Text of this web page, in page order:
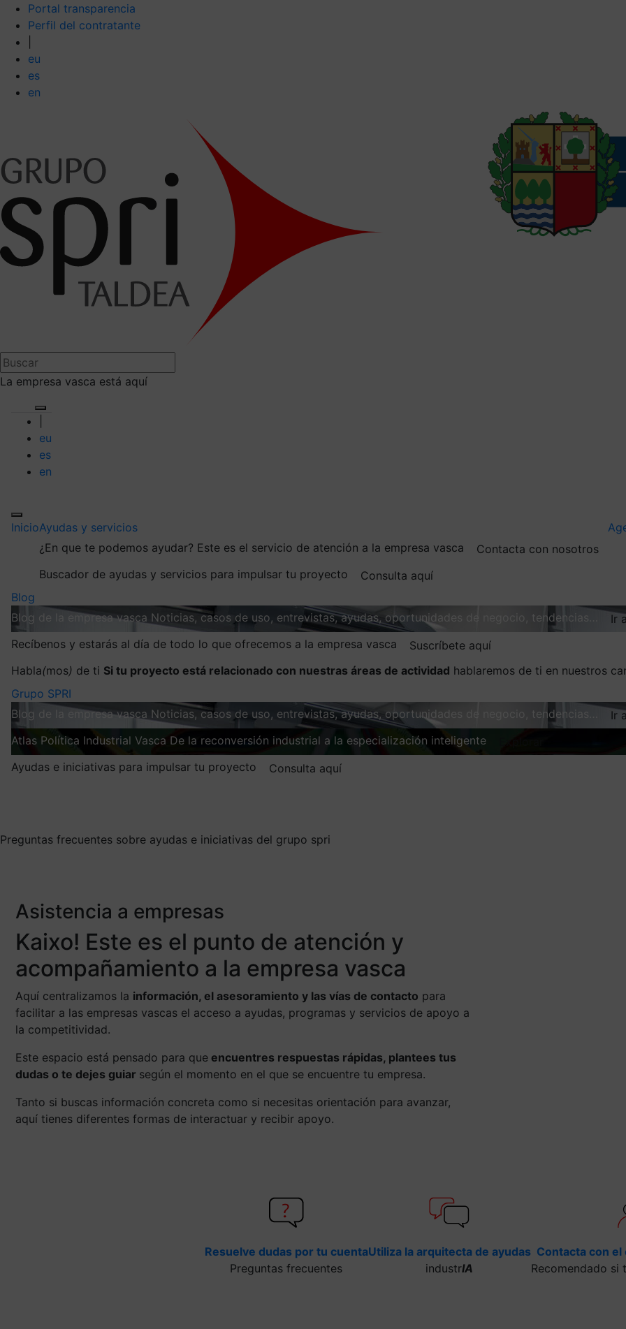
Portal transparencia
Perfil del contratante
eu
es
en
La empresa vasca está aquí
eu
es
en
InicioAyudas y servicios
¿En que te podemos ayudar? Este es el servicio de atención a la empresa vasca
Contacta con nosotros
Buscador de ayudas y servicios para impulsar tu proyecto
Consulta aquí
Blog
Blog de la empresa vasca Noticias, casos de uso, entrevistas, ayudas, oportunidades de negocio, tendencias…
Ir
Recíbenos y estarás al día de todo lo que ofrecemos a la empresa vasca
Suscríbete aquí
Habla(mos) de ti Si tu proyecto está relacionado con nuestras áreas de actividad hablaremos de ti en nuestros
Grupo SPRI
Blog de la empresa vasca Noticias, casos de uso, entrevistas, ayudas, oportunidades de negocio, tendencias…
Ir
Atlas Política Industrial Vasca De la reconversión industrial a la especialización inteligente
Ayudas e iniciativas para impulsar tu proyecto
Consulta aquí
Preguntas frecuentes sobre ayudas e iniciativas del grupo spri
Asistencia a empresas
Kaixo! Este es el punto de atención y
acompañamiento a la empresa vasca
Aquí centralizamos la información, el asesoramiento y las vías de contacto para
facilitar a las empresas vascas el acceso a ayudas, programas y servicios de apoyo a
la competitividad.
Este espacio está pensado para que encuentres respuestas rápidas, plantees tus
dudas o te dejes guiar según el momento en el que se encuentre tu empresa.
Tanto si buscas información concreta como si necesitas orientación para avanzar,
aquí tienes diferentes formas de interactuar y recibir apoyo.
Resuelve dudas por tu cuenta
Preguntas frecuentes
Utiliza la arquitecta de ayudas
industrIA
Contacta con
Recomendado si